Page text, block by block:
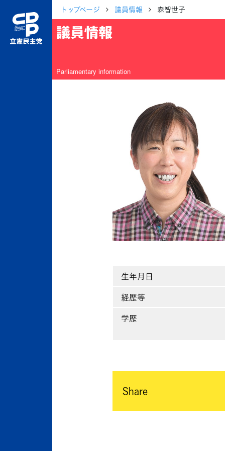
トップページ 議員情報 森智世子
議員情報
Parliamentary information
生年月日
経歴等
学歴
Share